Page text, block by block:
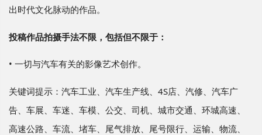
出时代文化脉动的作品。
投稿作品拍摄手法不限，包括但不限于：
• 一切与汽车有关的影像艺术创作。
关键词提示：汽车工业、汽车生产线、4S店、汽修、汽车广
告、车展、车迷、车模、公交、司机、城市交通、环城高速、
高速公路、车流、堵车、尾气排放、尾号限行、运输、物流、